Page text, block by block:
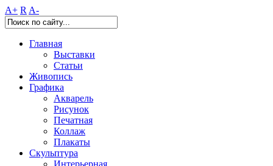
A+ R A-
Главная
Выставки
Статьи
Живопись
Графика
Акварель
Рисунок
Печатная
Коллаж
Плакаты
Скульптура
Интерьерная